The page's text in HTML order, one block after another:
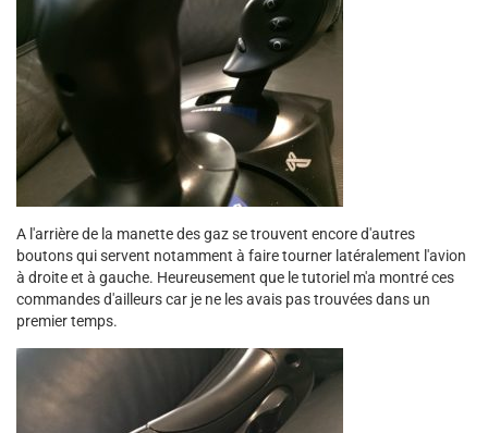
A l'arrière de la manette des gaz se trouvent encore d'autres
boutons qui servent notamment à faire tourner latéralement l'avion
à droite et à gauche. Heureusement que le tutoriel m'a montré ces
commandes d'ailleurs car je ne les avais pas trouvées dans un
premier temps.